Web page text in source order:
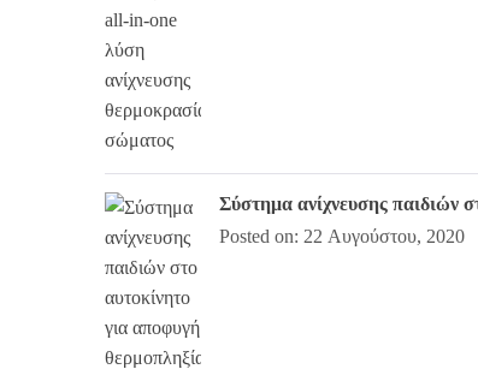
Σύστημα ανίχνευσης παιδιών
Posted on: 22 Αυγούστου, 2020